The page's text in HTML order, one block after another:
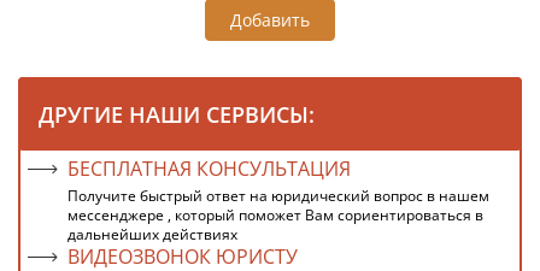
Добавить
ДРУГИЕ НАШИ СЕРВИСЫ:
БЕСПЛАТНАЯ КОНСУЛЬТАЦИЯ
Получите быстрый ответ на юридический вопрос в нашем
мессенджере , который поможет Вам сориентироваться в
дальнейших действиях
ВИДЕОЗВОНОК ЮРИСТУ